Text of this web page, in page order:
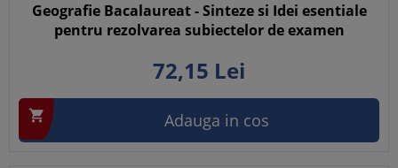
Geografie Bacalaureat - Sinteze si Idei esentiale
pentru rezolvarea subiectelor de examen
72,15 Lei
 Adauga in cos